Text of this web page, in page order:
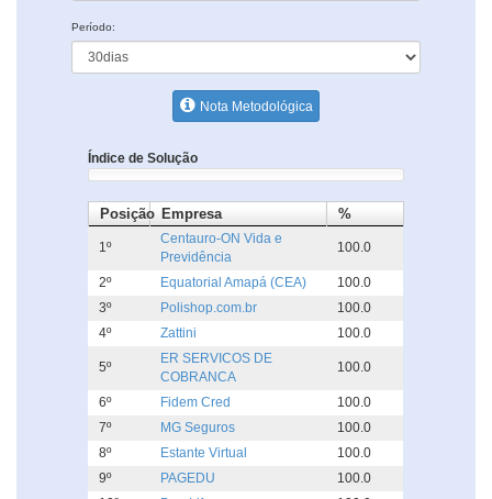
Período:
Nota Metodológica
Índice de Solução
Posição Empresa %
1º
Centauro-ON Vida e
Previdência
100.0
2º Equatorial Amapá (CEA)
100.0
3º
Polishop.com.br
100.0
4º
Zattini 100.0
5º
ER SERVICOS DE
COBRANCA
100.0
6º Fidem Cred
100.0
7º
MG Seguros
100.0
8º
Estante Virtual
100.0
9º
PAGEDU
100.0